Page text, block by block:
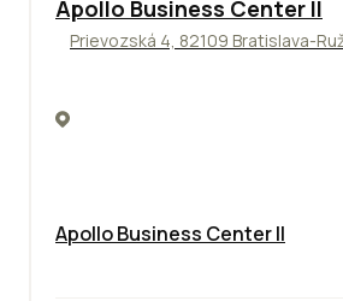
Apollo Business Center II
Prievozská 4, 82109 Bratislava-
Apollo Business Center II